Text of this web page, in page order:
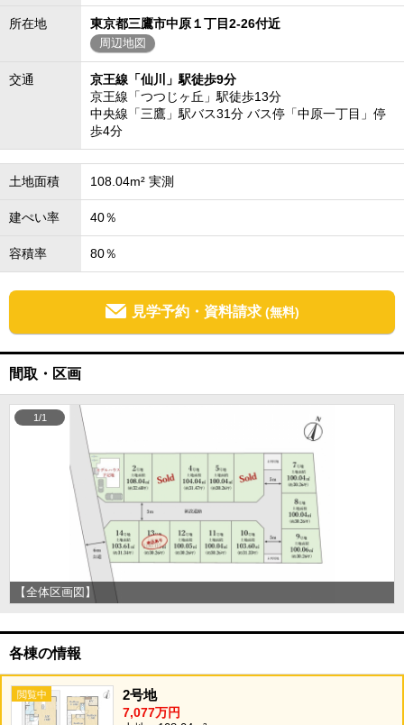
所在地 東京都三鷹市中原１丁目2-26付近
周辺地図
交通
京王線「仙川」駅徒歩9分
京王線「つつじヶ丘」駅徒歩13分
中央線「三鷹」駅バス31分 バス停「中原一丁目」停
歩4分
土地面積 108.04m² 実測
建ぺい率 40％
容積率 80％
見学予約・資料請求 (無料)
間取・区画
【全体区画図】
1/1
各棟の情報
2号地
7,077万円